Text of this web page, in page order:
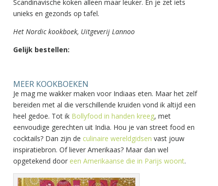
Scandinavische koken alleen maar leuker. En je zet iets
unieks en gezonds op tafel.
Het Nordic kookboek, Uitgeverij Lannoo
Gelijk bestellen:
MEER KOOKBOEKEN
Je mag me wakker maken voor Indiaas eten. Maar het zelf
bereiden met al die verschillende kruiden vond ik altijd een
heel gedoe. Tot ik Bollyfood in handen kreeg, met
eenvoudige gerechten uit India. Hou je van street food en
cocktails? Dan zijn de culinaire wereldgidsen vast jouw
inspiratiebron. Of liever Amerikaas? Maar dan wel
opgetekend door een Amerikaanse die in Parijs woont.